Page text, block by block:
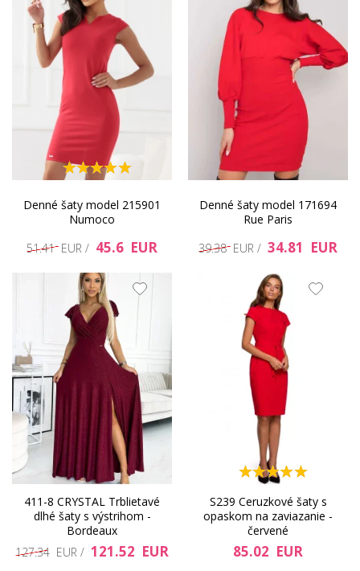
Denné šaty model 215901
Numoco
51.41 EUR / 45.6 EUR
Denné šaty model 171694
Rue Paris
39.38 EUR / 34.81 EUR
411-8 CRYSTAL Trblietavé
dlhé šaty s výstrihom -
Bordeaux
127.34 EUR / 121.52 EUR
S239 Ceruzkové šaty s
opaskom na zaviazanie -
červené
85.02 EUR